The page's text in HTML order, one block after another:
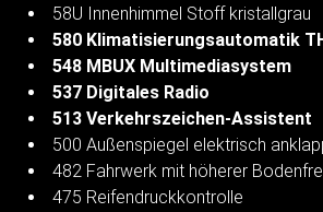
58U Innenhimmel Stoff kristallgrau
580 Klimatisierungsautomatik
548 MBUX Multimediasystem
537 Digitales Radio
513 Verkehrszeichen-Assistent
500 Außenspiegel elektrisch
482 Fahrwerk mit höherer
475 Reifendruckkontrolle